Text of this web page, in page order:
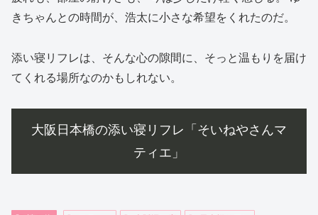
きちゃんとの時間が、浩太に小さな希望をくれたのだ。
添い寝リフレは、そんな心の隙間に、そっと温もりを届け
てくれる場所なのかもしれない。
大阪日本橋の添い寝リフレ「そいねやさんマ
ティエ」